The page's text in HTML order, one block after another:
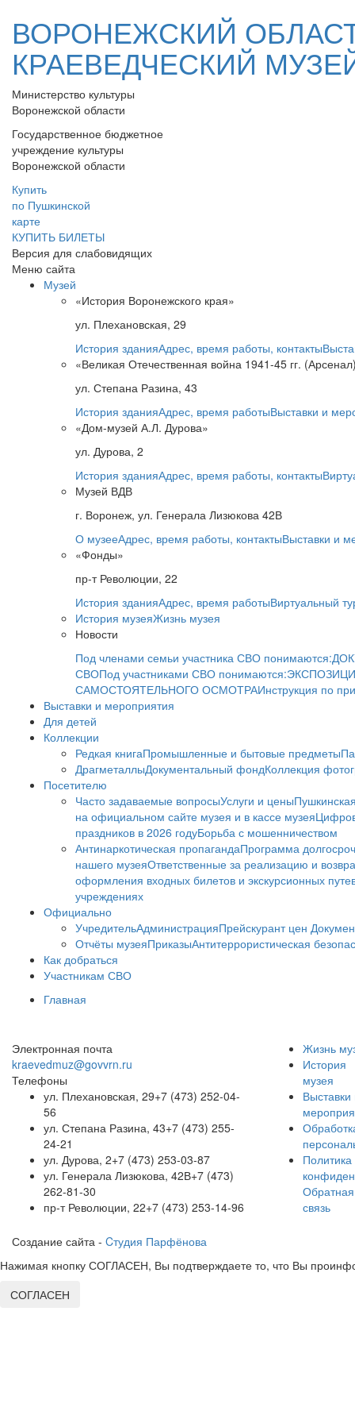
ВОРОНЕЖСКИЙ
КРАЕВЕДЧЕСКИЙ
Министерство культуры
Воронежской области
Государственное бюджетное
учреждение культуры
Воронежской области
Купить
по Пушкинской
карте
КУПИТЬ БИЛЕТЫ
Версия для слабовидящих
Меню сайта
Музей
«История Воронежского края»
ул. Плехановская, 29
История зданияАдрес, время работы, контакты
«Великая Отечественная война 1941-45 гг.
ул. Степана Разина, 43
История зданияАдрес, время работыВыставки и
«Дом-музей А.Л. Дурова»
ул. Дурова, 2
История зданияАдрес, время работы, контакты
Музей ВДВ
г. Воронеж, ул. Генерала Лизюкова 42В
О музееАдрес, время работы, контактыВыставки и
«Фонды»
пр-т Революции, 22
История зданияАдрес, время работыВиртуальный
История музеяЖизнь музея
Новости
Под членами семьи участника СВО понимаются:
СВОПод участниками СВО понимаются:
САМОСТОЯТЕЛЬНОГО ОСМОТРАИнструкция по
Выставки и мероприятия
Для детей
Коллекции
Редкая книгаПромышленные и бытовые предметы
ДрагметаллыДокументальный фондКоллекция
Посетителю
Часто задаваемые вопросыУслуги и цены
на официальном сайте музея и в кассе музея
праздников в 2026 годуБорьба с мошенничеством
Антинаркотическая пропагандаПрограмма
нашего музеяОтветственные за реализацию и
оформления входных билетов и экскурсионных
учреждениях
Официально
УчредительАдминистрацияПрейскурант цен
Отчёты музеяПриказыАнтитеррористическая
Как добраться
Участникам СВО
Главная
Электронная почта
kraevedmuz@govvrn.ru
Телефоны
ул. Плехановская, 29+7 (473) 252-04-
56
ул. Степана Разина, 43+7 (473) 255-
24-21
ул. Дурова, 2+7 (473) 253-03-87
ул. Генерала Лизюкова, 42В+7 (473)
262-81-30
пр-т Революции, 22+7 (473) 253-14-96
Жизнь
История
музея
Выставки
Политика
Обратная
связь
Создание сайта - Cтудия Парфёнова
Нажимая кнопку СОГЛАСЕН, Вы подтверждаете то, что Вы
СОГЛАСЕН